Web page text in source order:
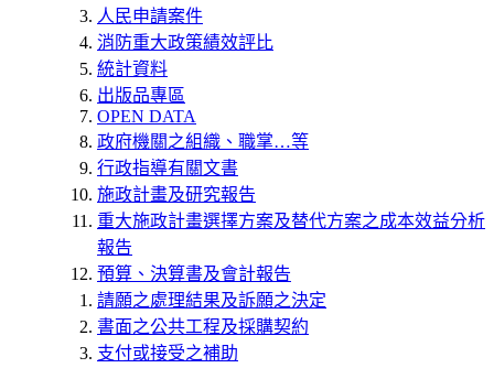
人民申請案件
消防重大政策績效評比
統計資料
出版品專區
OPEN DATA
政府機關之組織、職掌…等
行政指導有關文書
施政計畫及研究報告
重大施政計畫選擇方案及替代方案之成本效益分析
報告
預算、決算書及會計報告
請願之處理結果及訴願之決定
書面之公共工程及採購契約
支付或接受之補助